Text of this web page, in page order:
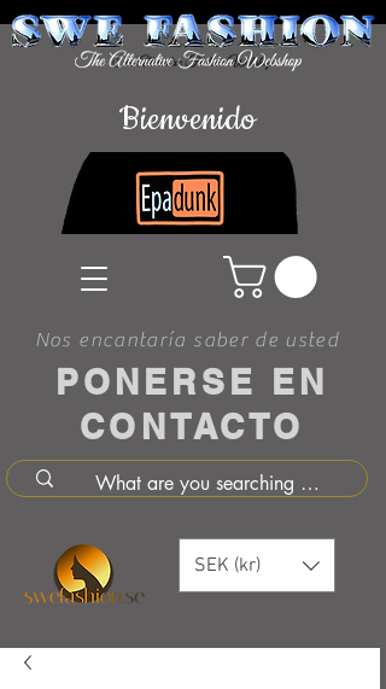
PONERSE EN
CONTACTO
Nos encantaría saber de usted
Bienvenido
SEK (kr)